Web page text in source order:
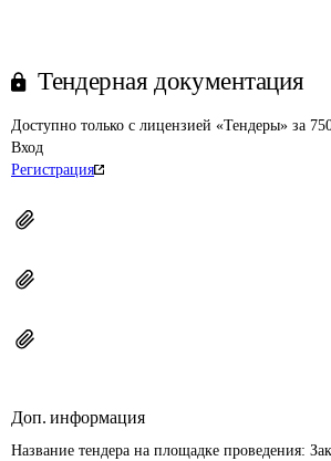
Тендерная документация
Доступно только с лицензией «Тендеры» за
Вход
Регистрация
Доп. информация
Название тендера на площадке проведения: